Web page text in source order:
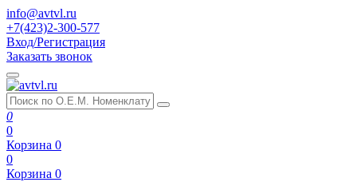
info@avtvl.ru
+7(423)2-300-577
Вход/Регистрация
Заказать звонок
0
0
Корзина 0
0
Корзина 0